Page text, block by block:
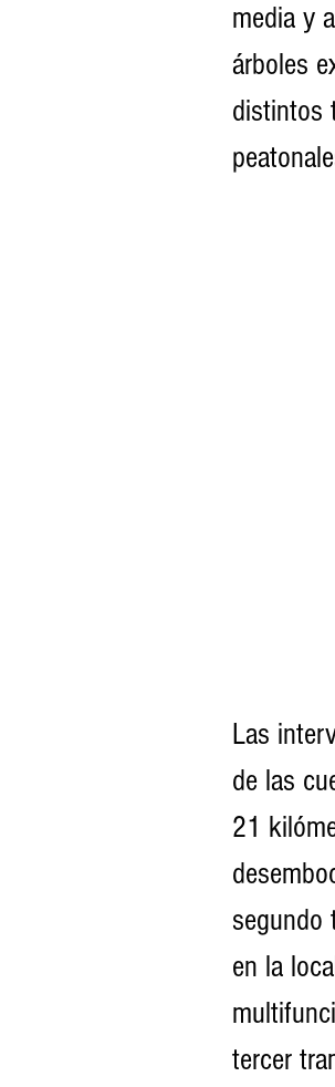
media y
árboles
distintos
Las
de las
21
segundo
en la
tercer